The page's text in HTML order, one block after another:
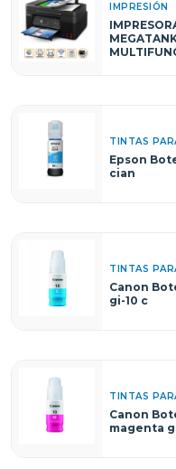
IMPRESIÓN
TINTAS
Epson
cian
TINTAS
Canon
gi-10 c
TINTAS
Canon
magenta